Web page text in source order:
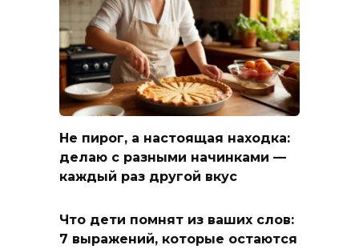
Не пирог, а настоящая находка:
делаю с разными начинками —
каждый раз другой вкус
Что дети помнят из ваших слов:
7 выражений, которые остаются